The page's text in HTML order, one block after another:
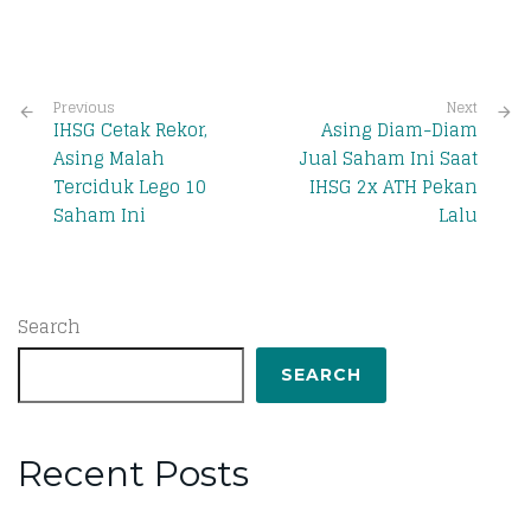
Previous
IHSG Cetak Rekor,
Asing Malah
Terciduk Lego 10
Saham Ini
Next
Asing Diam-Diam
Jual Saham Ini Saat
IHSG 2x ATH Pekan
Lalu
Search
SEARCH
Recent Posts